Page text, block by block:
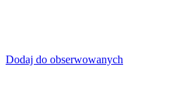
Dodaj do obserwowanych